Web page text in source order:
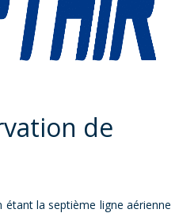
de
la septième ligne aérienne